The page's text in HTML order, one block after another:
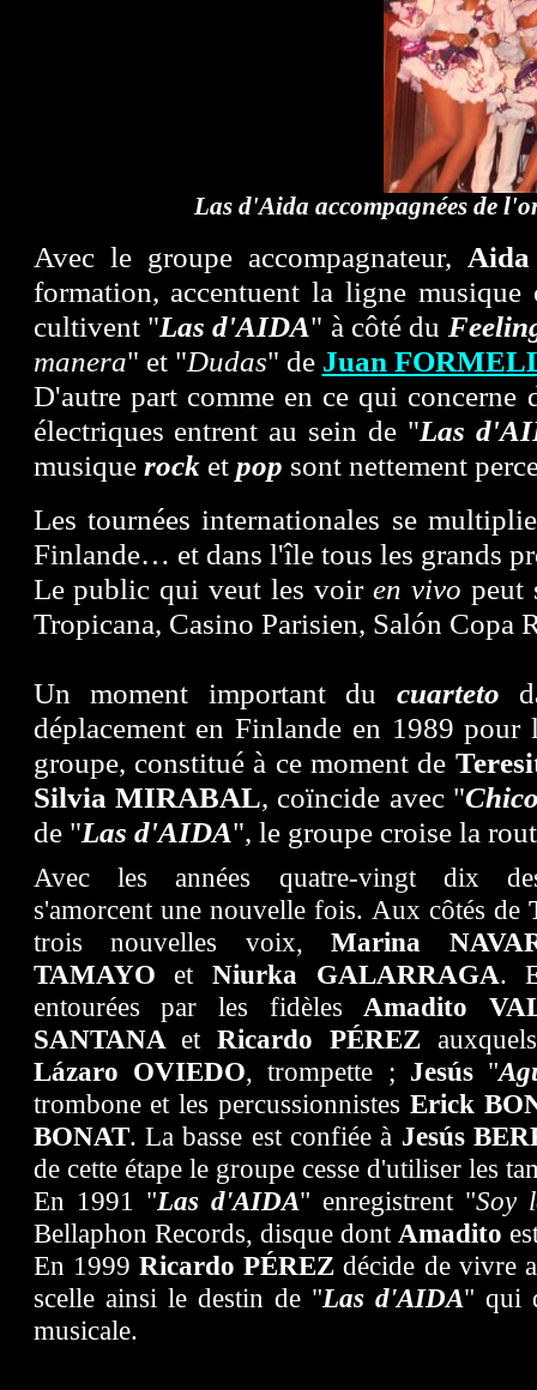
Las d'Aida accompagnées de
Avec le groupe accompagnateur,
formation, accentuent la ligne
cultivent "Las d'AIDA" à côté du
manera" et "Dudas" de Juan
D'autre part comme en ce qui concerne
électriques entrent au sein de "Las
musique rocket pop sont nettement
Les tournées internationales se
Finlande… et dans l'île tous les grands
Le public qui veut les voir en vivo peut
Tropicana, Casino Parisien, Salón Copa
Un moment important du cuarteto
déplacement en Finlande en 1989
groupe, constitué à ce moment de
Silvia MIRABAL, coïncide avec "
de "Las d'AIDA", le groupe croise la
Avec les années quatre-vingt dix
s'amorcent une nouvelle fois. Aux côtés de
trois nouvelles voix,Marina
TAMAYO et Niurka GALARRAGA.
entourées par les fidèles Amadito
SANTANA etRicardo PÉREZ
Lázaro OVIEDO, trompette ; Jesús"
trombone et les percussionnistes Erick
BONAT. La basse est confiée à Jesús
de cette étape le groupe cesse d'utiliser les
En 1991 "Las d'AIDA" enregistrent "Soy
Bellaphon Records, disque dont Amadito
En 1999 Ricardo PÉREZ décide de vivre
scelle ainsi le destin de "Las d'AIDA" qui
musicale.